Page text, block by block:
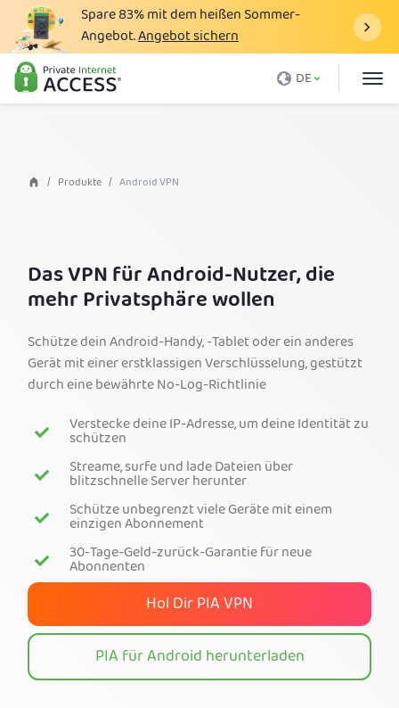
Spare83%mit dem heißen Sommer-
Angebot.Angebot sichern
DE
Was ist ein VPN
Warum PIA?
VPN-Vorteile
Blog
Anmelden
Hol dir PIA-VPN
Produkte Android VPN
Das VPN für Android-Nutzer, die
mehr Privatsphäre wollen
Schütze dein Android-Handy, -Tablet oder ein anderes
Gerät mit einer erstklassigen Verschlüsselung, gestützt
durch eine bewährte No-Log-Richtlinie
Verstecke deine IP-Adresse, um deine Identität zu
schützen
Streame, surfe und lade Dateien über
blitzschnelle Server herunter
Schütze unbegrenzt viele Geräte mit einem
einzigen Abonnement
30-Tage-Geld-zurück-Garantie für neue
Abonnenten
Hol Dir PIA VPN
PIA für Android herunterladen